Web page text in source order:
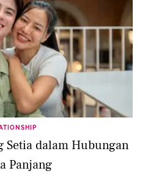
Setia dalam Hubungan
Panjang